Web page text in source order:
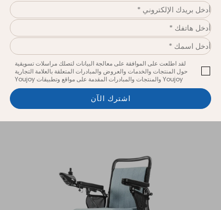
لقد اطلعت على الموافقة على معالجة البيانات لتصلك مراسلات تسويقية
حول المنتجات والخدمات والعروض والمبادرات المتعلقة بالعلامة التجارية
Youjoy والمنتجات والمبادرات المقدمة على مواقع وتطبيقات Youjoy
اشترك الآن
خشن السطح
مساحةتصميمشخصية
سبيكة الألومنيوم
فولاذ